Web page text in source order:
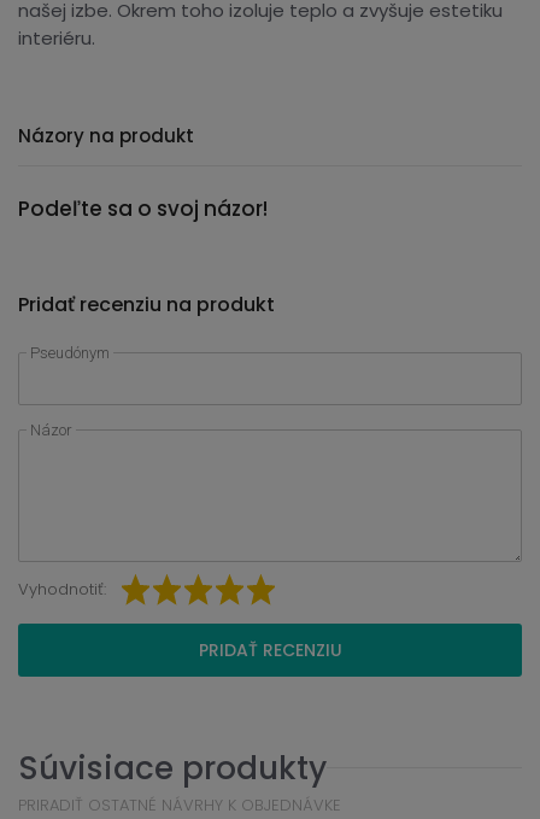
našej izbe. Okrem toho izoluje teplo a zvyšuje estetiku
interiéru.
Názory na produkt
Podeľte sa o svoj názor!
Pridať recenziu na produkt
Pseudónym
Názor
Vyhodnotiť:
PRIDAŤ RECENZIU
Súvisiace produkty
PRIRADIŤ OSTATNÉ NÁVRHY K OBJEDNÁVKE